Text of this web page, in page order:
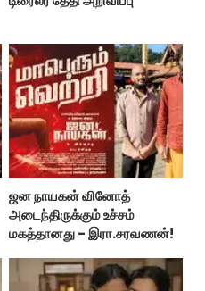
ஜன நாயகன் வினோத்
அடைந்திருக்கும் உச்சம்
மகத்தானது - இரா.சரவணன்!